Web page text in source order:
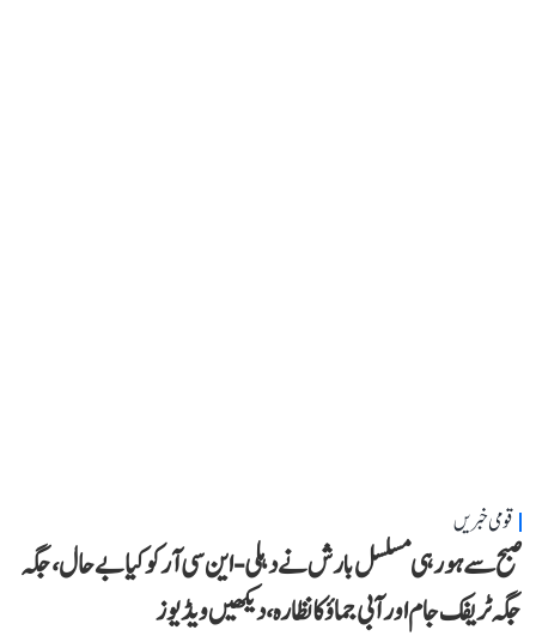
قومی خبریں
صبح سے ہو رہی مسلسل بارش نے دہلی-این سی آر کو کیا بے حال، جگہ
جگہ ٹریفک جام اور آبی جماؤ کا نظارہ، دیکھیں ویڈیوز